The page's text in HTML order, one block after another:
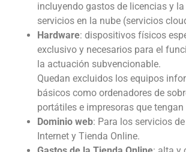
incluyendo gastos de licencias y
servicios en la nube (servicios
Hardware: dispositivos físicos
exclusivo y necesarios para el
la actuación subvencionable.
Quedan excluidos los equipos
básicos como ordenadores de
portátiles e impresoras que
Dominio web: Para los servicios
Internet y Tienda Online.